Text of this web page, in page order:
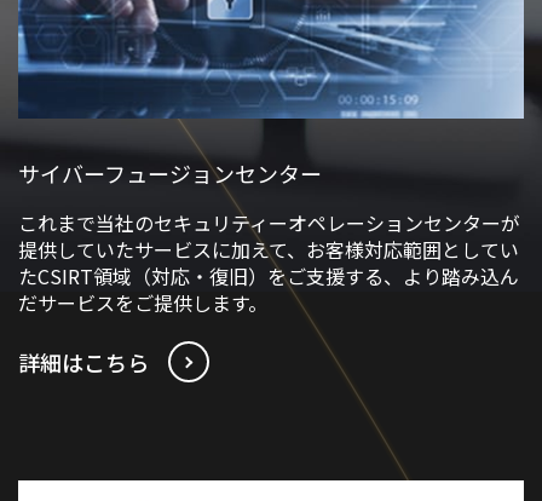
サイバーフュージョンセンター
これまで当社のセキュリティーオペレーションセンターが
提供していたサービスに加えて、お客様対応範囲としてい
たCSIRT領域（対応・復旧）をご支援する、より踏み込ん
だサービスをご提供します。
詳細はこちら